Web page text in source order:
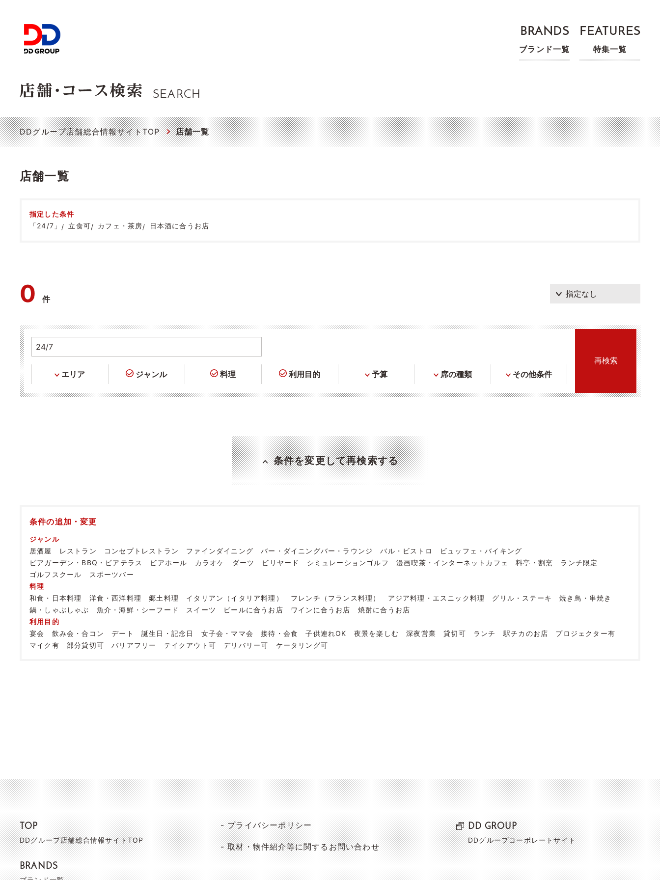
BRANDS
ブランド一覧
FEATURES
特集一覧
SEARCH
DDグループ店舗総合情報サイトTOP 店舗一覧
店舗一覧
指定した条件
「24/7」
立食可 カフェ・茶房 日本酒に合うお店
0件
エリア ジャンル 料理 利用目的 予算 席の種類 その他条件
条件を変更して再検索する
条件の追加・変更
ジャンル
居酒屋
レストラン コンセプトレストラン ファインダイニング バー・ダイニングバー・ラウンジ バル・ビストロ
ビュッフェ・バイキング
ビアガーデン・BBQ・ビアテラス
ビアホール カラオケ ダーツ ビリヤード シミュレーションゴルフ 漫画喫茶・インターネットカフェ 料亭・割烹
ランチ限定
ゴルフスクール
スポーツバー
料理
和食・日本料理
洋食・西洋料理 郷土料理 イタリアン（イタリア料理） フレンチ（フランス料理） アジア料理・エスニック料理 グリル・ステーキ
焼き鳥・串焼き
鍋・しゃぶしゃぶ
魚介・海鮮・シーフード スイーツ ビールに合うお店 ワインに合うお店
焼酎に合うお店
利用目的
宴会
飲み会・合コン デート 誕生日・記念日 女子会・ママ会 接待・会食 子供連れOK 夜景を楽しむ 深夜営業 貸切可 ランチ 駅チカのお店
プロジェクター有
マイク有
部分貸切可 バリアフリー テイクアウト可 デリバリー可 ケータリング可
TOP
DDグループ店舗総合情報サイトTOP
BRANDS
プライバシーポリシー
取材・物件紹介等に関するお問い合わせ
DD GROUP
DDグループコーポレートサイト